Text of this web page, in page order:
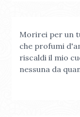
Morirei per un
che profumi
riscaldi il mio
nessuna da